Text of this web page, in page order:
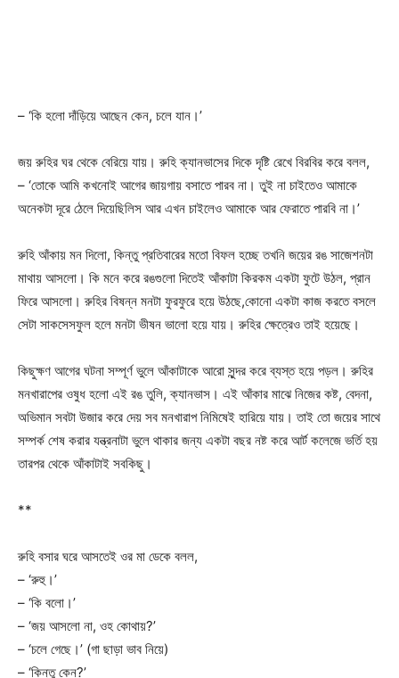
– ‘কি হলো দাঁড়িয়ে আছেন কেন, চলে যান।’
জয় রুহির ঘর থেকে বেরিয়ে যায়‌। রুহি ক্যানভাসের দিকে দৃষ্টি রেখে বিরবির করে বলল,
– ‘তোকে আমি কখনোই আগের জায়গায় বসাতে পারব না। তুই না‌ চাইতেও আমাকে
অনেকটা দূরে ঠেলে দিয়েছিলিস আর এখন চাইলেও আমাকে আর ফেরাতে পারবি না।’
রুহি আঁকায় মন দিলো, কিন্তু প্রতিবারের মতো বিফল হচ্ছে তখনি জয়ের রঙ সাজেশনটা
মাথায় আসলো। কি মনে করে রঙগুলো দিতেই আঁকাটা কিরকম একটা ফুটে উঠল, প্রান
ফিরে আসলো। রুহির বিষন্ন মনটা ফুরফুরে হয়ে উঠছে,কোনো একটা কাজ করতে বসলে
সেটা সাকসেসফুল হলে মনটা ভীষন ভালো হয়ে যায়। রুহির ক্ষেত্রেও তাই হয়েছে।
কিছুক্ষণ আগের ঘটনা সম্পূর্ণ ভুলে আঁকাটাকে আরো সুন্দর করে ব্যস্ত হয়ে পড়ল। রুহির
মনখারাপের ওষুধ হলো এই রঙ তুলি, ক্যানভাস। এই আঁকার মাঝে নিজের কষ্ট, বেদনা,
অভিমান সবটা উজার করে দেয় সব মনখারাপ নিমিষেই হারিয়ে যায়। তাই তো জয়ের সাথে
সম্পর্ক শেষ করার যন্ত্রনাটা ভুলে থাকার জন্য একটা বছর নষ্ট করে আর্ট কলেজে ভর্তি হয়
তারপর থেকে আঁকাটাই সবকিছু।
**
রুহি বসার ঘরে আসতেই ওর মা ডেকে বলল,
– ‘রুহু।’
– ‘কি বলো।’
– ‘জয় আসলো না, ওহ কোথায়?’
– ‘চলে গেছে।’ (গা ছাড়া ভাব নিয়ে)
– ‘কিন্তু কেন?’